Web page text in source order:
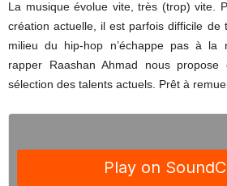
La musique évolue vite, très (trop) vite.
création actuelle, il est parfois difficile de
milieu du hip-hop n’échappe pas à la
rapper Raashan Ahmad nous
sélection des talents actuels. Prêt à